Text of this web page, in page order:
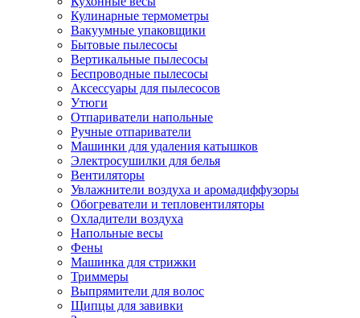
Кулинарные термометры
Вакуумные упаковщики
Бытовые пылесосы
Вертикальные пылесосы
Беспроводные пылесосы
Аксессуары для пылесосов
Утюги
Отпариватели напольные
Ручные отпариватели
Машинки для удаления катышков
Электросушилки для белья
Вентиляторы
Увлажнители воздуха и аромадиффузоры
Обогреватели и тепловентиляторы
Охладители воздуха
Напольные весы
Фены
Машинка для стрижки
Триммеры
Выпрямители для волос
Щипцы для завивки